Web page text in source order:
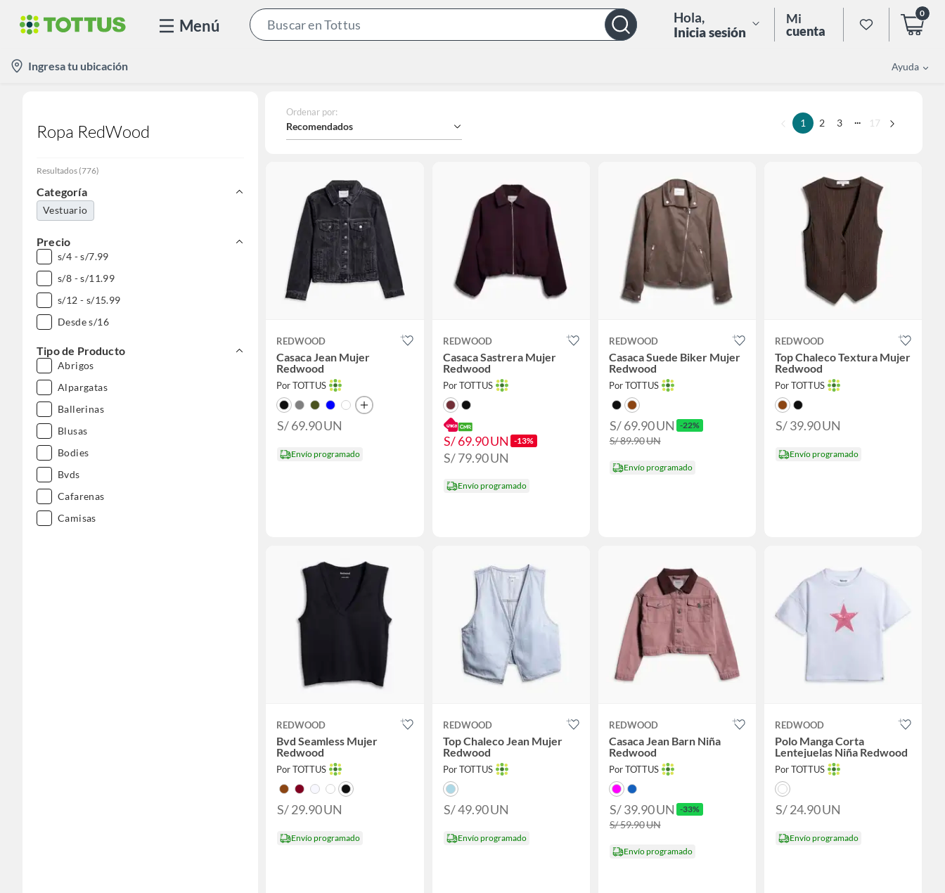
Menú
Bar
Hola,
Inicia sesión
Mi
cuenta
0
location-
icon
Ingresa tu ubicación Ayuda
Ropa RedWood
Resultados (776)
Categoría
Vestuario
Precio
s/4 - s/7.99
s/8 - s/11.99
s/12 - s/15.99
Desde s/16
Tipo de Producto
Abrigos
Alpargatas
Ballerinas
Blusas
Bodies
Bvds
Cafarenas
Camisas
Ordenar por:
Recomendados 1 2 3 ... 17
REDWOOD
Casaca Jean Mujer
Redwood
Por TOTTUS
S/ 69.90UN
Envío programado
REDWOOD
Casaca Sastrera Mujer
Redwood
Por TOTTUS
S/ 69.90UN -13%
S/ 79.90UN
Envío programado
REDWOOD
Casaca Suede Biker Mujer
Redwood
Por TOTTUS
S/ 69.90UN -22%
S/ 89.90UN
Envío programado
REDWOOD
Top Chaleco Textura Mujer
Redwood
Por TOTTUS
S/ 39.90UN
Envío programado
REDWOOD
Bvd Seamless Mujer
Redwood
Por TOTTUS
S/ 29.90UN
Envío programado
REDWOOD
Top Chaleco Jean Mujer
Redwood
Por TOTTUS
S/ 49.90UN
Envío programado
REDWOOD
Casaca Jean Barn Niña
Redwood
Por TOTTUS
S/ 39.90UN -33%
S/ 59.90UN
Envío programado
REDWOOD
Polo Manga Corta
Lentejuelas Niña Redwood
Por TOTTUS
S/ 24.90UN
Envío programado